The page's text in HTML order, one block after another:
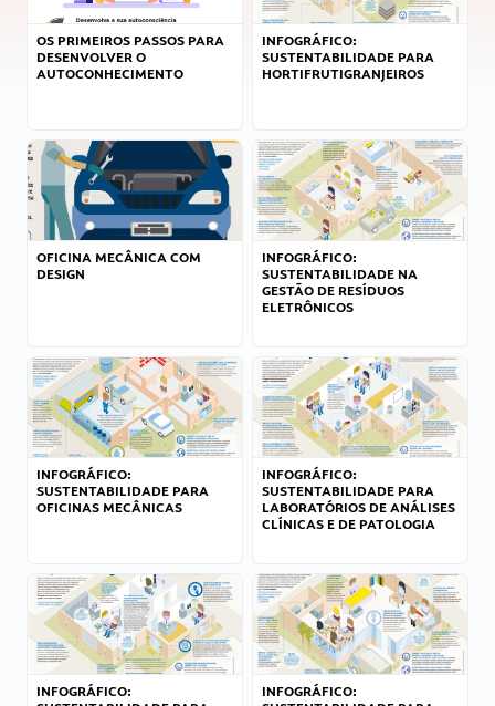
OS PRIMEIROS PASSOS PARA
DESENVOLVER O
AUTOCONHECIMENTO
INFOGRÁFICO:
SUSTENTABILIDADE PARA
HORTIFRUTIGRANJEIROS
OFICINA MECÂNICA COM
DESIGN
INFOGRÁFICO:
SUSTENTABILIDADE NA
GESTÃO DE RESÍDUOS
ELETRÔNICOS
INFOGRÁFICO:
SUSTENTABILIDADE PARA
OFICINAS MECÂNICAS
INFOGRÁFICO:
SUSTENTABILIDADE PARA
LABORATÓRIOS DE ANÁLISES
CLÍNICAS E DE PATOLOGIA
INFOGRÁFICO:
INFOGRÁFICO: